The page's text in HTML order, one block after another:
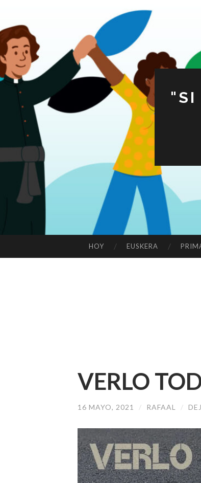
"SI
AL
HOY EUSKERA
VERLO
16 MAYO, 2021 / RAFAAL /